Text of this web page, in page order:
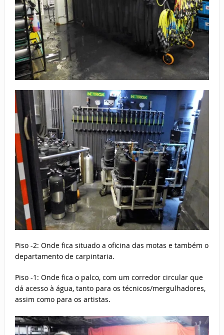
Piso -2: Onde fica situado a oficina das motas e também o
departamento de carpintaria.
Piso -1: Onde fica o palco, com um corredor circular que
dá acesso à água, tanto para os técnicos/mergulhadores,
assim como para os artistas.